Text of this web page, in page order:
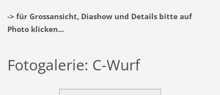
-> für Grossansicht, Diashow und Details bitte auf
Photo klicken...
Fotogalerie: C-Wurf